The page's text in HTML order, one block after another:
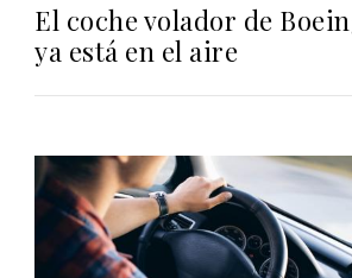
El coche volador de
ya está en el aire